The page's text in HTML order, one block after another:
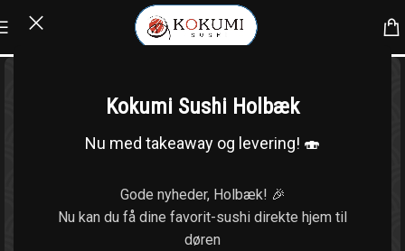
Kokumi Sushi Holbæk
Nu med takeaway og levering! 🍣
Gode nyheder, Holbæk! 🎉
Nu kan du få dine favorit-sushi direkte hjem til
døren